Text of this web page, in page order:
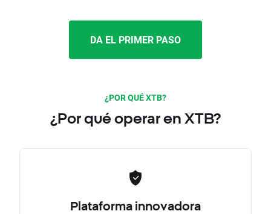
DA EL PRIMER PASO
¿POR QUÉ XTB?
¿Por qué operar en XTB?
Plataforma innovadora